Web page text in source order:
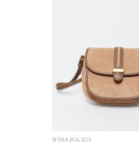
SFERA BOLSOS